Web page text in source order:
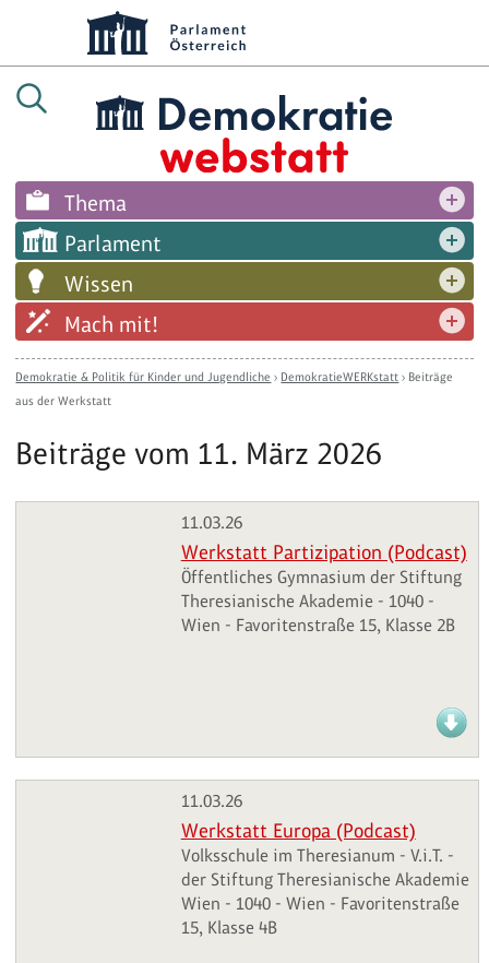
Thema
Parlament
Wissen
Mach mit!
Demokratie & Politik für Kinder und Jugendliche › DemokratieWERKstatt › Beiträge
aus der Werkstatt
Beiträge vom 11. März 2026
11.03.26
Werkstatt Partizipation (Podcast)
Öffentliches Gymnasium der Stiftung
Theresianische Akademie - 1040 -
Wien - Favoritenstraße 15, Klasse 2B
11.03.26
Werkstatt Europa (Podcast)
Volksschule im Theresianum - V.i.T. -
der Stiftung Theresianische Akademie
Wien - 1040 - Wien - Favoritenstraße
15, Klasse 4B